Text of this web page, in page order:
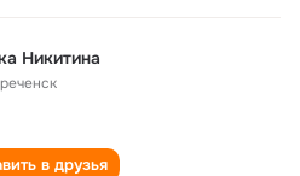
Никитина
в друзья